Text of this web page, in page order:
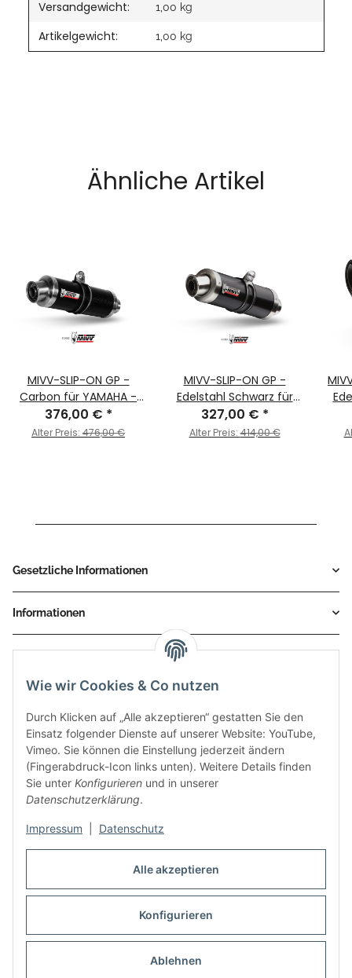
Alle akzeptieren
Konfigurieren
Ablehnen
Wie wir Cookies & Co nutzen
Durch Klicken auf „Alle akzeptieren“ gestatten Sie den
Einsatz folgender Dienste auf unserer Website: YouTube,
Vimeo. Sie können die Einstellung jederzeit ändern
(Fingerabdruck-Icon links unten). Weitere Details finden
Sie unter Konfigurieren und in unserer
Datenschutzerklärung.
Impressum Datenschutz
Versandgewicht: 1,00 kg
Artikelgewicht: 1,00 kg
Ähnliche Artikel
MIVV-SLIP-ON GP -
Carbon für YAMAHA -
MT-03 BJ. 2016 > 2025 -
Y.055.L2S
376,00 € *
Alter Preis: 476,00 €
MIVV-SLIP-ON GP -
Edelstahl Schwarz für
YAMAHA - MT-03 BJ.
2016 > 2025 - Y.055.LXB
327,00 € *
Alter Preis:414,00 €
Gesetzliche Informationen
Informationen
Auspuff Hotline unter:
02303 – 983 77 27
Vertrag widerrufen
* Alle Preise inkl. gesetzlicher USt., zzgl.Versand